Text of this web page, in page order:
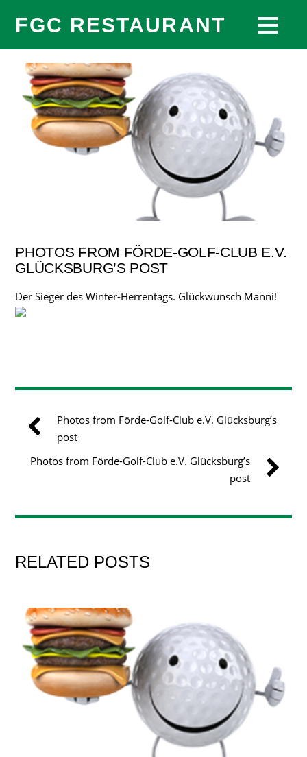
FGC RESTAURANT
PHOTOS FROM FÖRDE-GOLF-CLUB E.V.
GLÜCKSBURG’S POST
Der Sieger des Winter-Herrentags. Glückwunsch Manni!
Photos from Förde-Golf-Club e.V. Glücksburg’s
post
Photos from Förde-Golf-Club e.V. Glücksburg’s
post
RELATED POSTS